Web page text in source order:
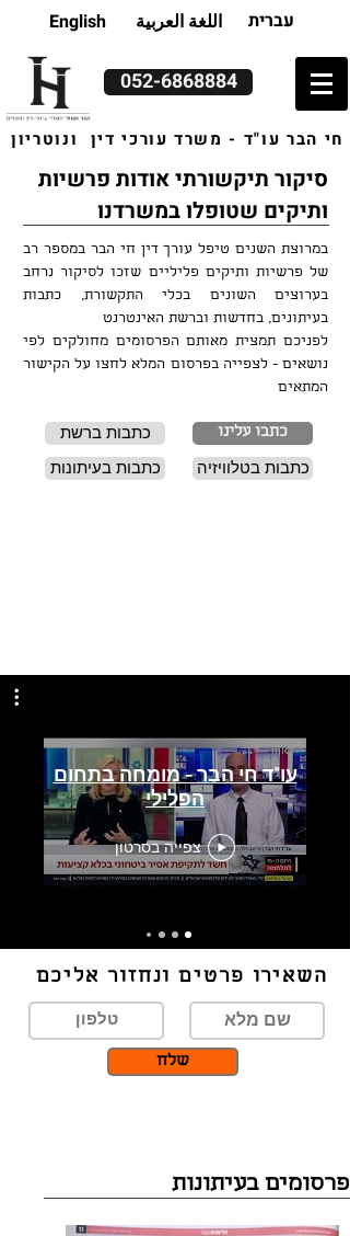
English اللغة العربية עברית
052-6868884
חי הבר עו"ד - משרד עורכי דין ונוטריון
סיקור תיקשורתי אודות פרשיות
ותיקים שטופלו במשרדנו
במרוצת השנים טיפל עורך דין חי הבר במספר רב
של פרשיות ותיקים פליליים שזכו לסיקור נרחב
בערוצים השונים בכלי התקשורת, כתבות
בעיתונים, בחדשות וברשת האינטרנט
לפניכם תמצית מאותם הפרסומים מחולקים לפי
נושאים - לצפייה בפרסום המלא לחצו על הקישור
המתאים
כתבות ברשת
כתבות בעיתונות
כתבו עלינו
כתבות בטלוויזיה
עו"ד חי הבר - מומחה בתחום
הפלילי
צפייה בסרטון
השאירו פרטים ונחזור אליכם
שלח
פרסומים בעיתונות